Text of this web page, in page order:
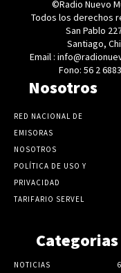
©Radio Nuevo
Todos los derechos
San Pablo
Santiago,
Email :
Fono: 56 2
Nosotros
RED NACIONAL DE
EMISORAS
NOSOTROS
POLÍTICA DE USO Y
PRIVACIDAD
TARIFARIO SERVEL
Categorias
NOTICIAS